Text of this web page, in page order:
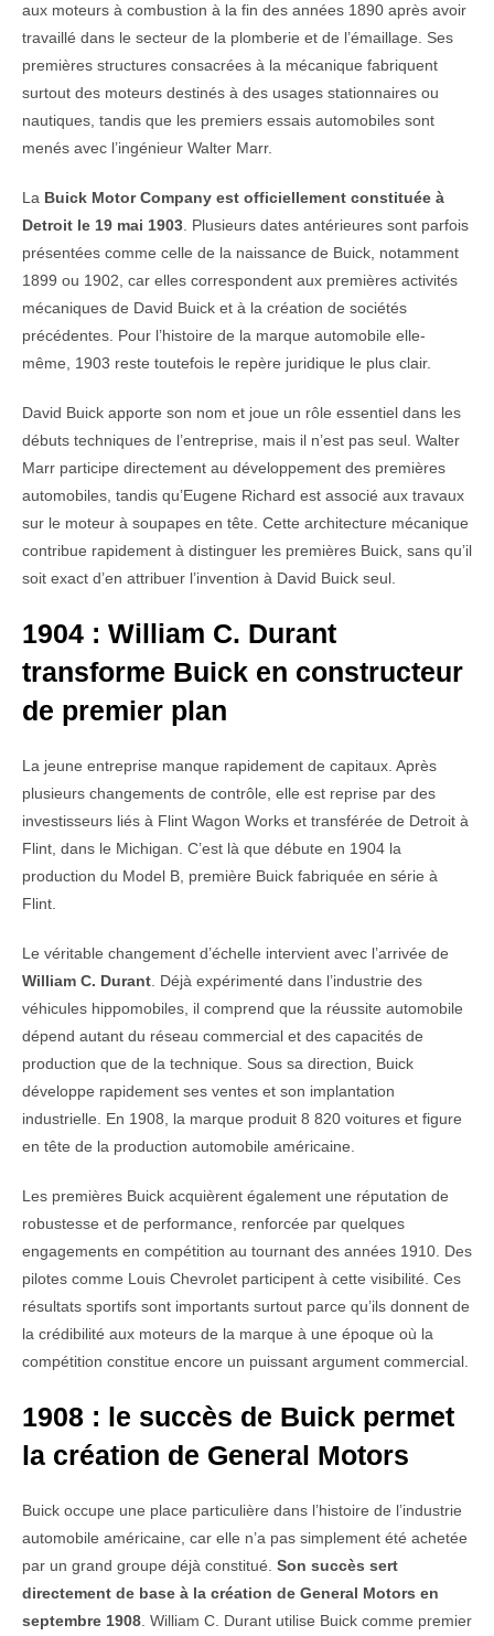
aux moteurs à combustion à la fin des années 1890 après avoir
travaillé dans le secteur de la plomberie et de l’émaillage. Ses
premières structures consacrées à la mécanique fabriquent
surtout des moteurs destinés à des usages stationnaires ou
nautiques, tandis que les premiers essais automobiles sont
menés avec l’ingénieur Walter Marr.
La Buick Motor Company est officiellement constituée à
Detroit le 19 mai 1903. Plusieurs dates antérieures sont parfois
présentées comme celle de la naissance de Buick, notamment
1899 ou 1902, car elles correspondent aux premières activités
mécaniques de David Buick et à la création de sociétés
précédentes. Pour l’histoire de la marque automobile elle-
même, 1903 reste toutefois le repère juridique le plus clair.
David Buick apporte son nom et joue un rôle essentiel dans les
débuts techniques de l’entreprise, mais il n’est pas seul. Walter
Marr participe directement au développement des premières
automobiles, tandis qu’Eugene Richard est associé aux travaux
sur le moteur à soupapes en tête. Cette architecture mécanique
contribue rapidement à distinguer les premières Buick, sans qu’il
soit exact d’en attribuer l’invention à David Buick seul.
1904 : William C. Durant
transforme Buick en constructeur
de premier plan
La jeune entreprise manque rapidement de capitaux. Après
plusieurs changements de contrôle, elle est reprise par des
investisseurs liés à Flint Wagon Works et transférée de Detroit à
Flint, dans le Michigan. C’est là que débute en 1904 la
production du Model B, première Buick fabriquée en série à
Flint.
Le véritable changement d’échelle intervient avec l’arrivée de
William C. Durant. Déjà expérimenté dans l’industrie des
véhicules hippomobiles, il comprend que la réussite automobile
dépend autant du réseau commercial et des capacités de
production que de la technique. Sous sa direction, Buick
développe rapidement ses ventes et son implantation
industrielle. En 1908, la marque produit 8 820 voitures et figure
en tête de la production automobile américaine.
Les premières Buick acquièrent également une réputation de
robustesse et de performance, renforcée par quelques
engagements en compétition au tournant des années 1910. Des
pilotes comme Louis Chevrolet participent à cette visibilité. Ces
résultats sportifs sont importants surtout parce qu’ils donnent de
la crédibilité aux moteurs de la marque à une époque où la
compétition constitue encore un puissant argument commercial.
1908 : le succès de Buick permet
la création de General Motors
Buick occupe une place particulière dans l’histoire de l’industrie
automobile américaine, car elle n’a pas simplement été achetée
par un grand groupe déjà constitué. Son succès sert
directement de base à la création de General Motors en
septembre 1908. William C. Durant utilise Buick comme premier